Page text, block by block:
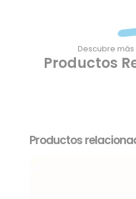
Productos
Descubre
Productos